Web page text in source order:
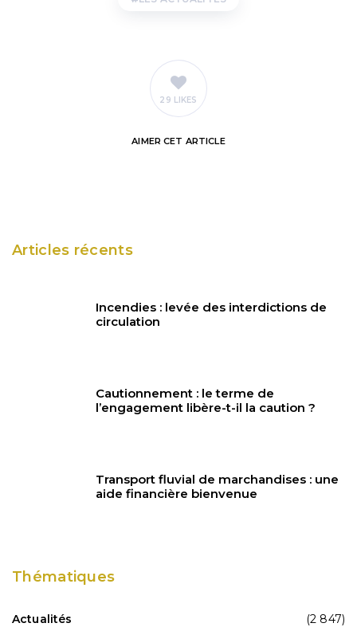
29 LIKES
AIMER CET ARTICLE
Articles récents
Incendies : levée des interdictions de
circulation
Cautionnement : le terme de
l’engagement libère-t-il la caution ?
Transport fluvial de marchandises : une
aide financière bienvenue
Thématiques
Actualités
(2 847)